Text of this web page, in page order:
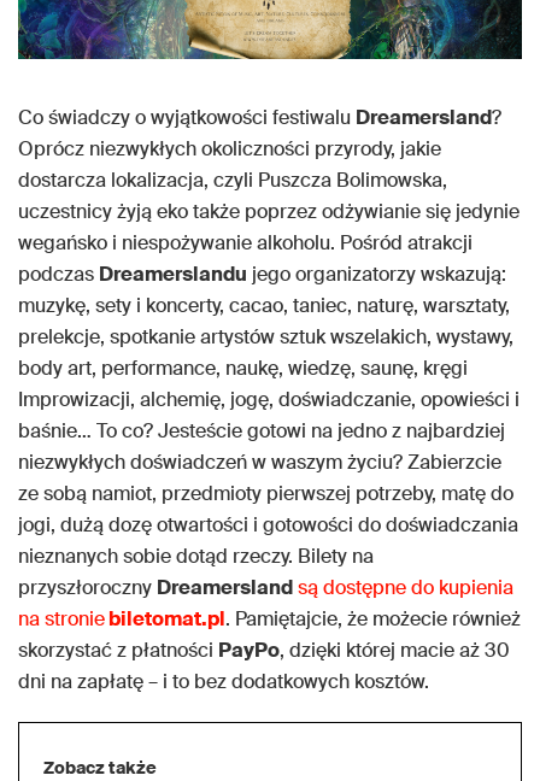
Co świadczy o wyjątkowości festiwalu Dreamersland?
Oprócz niezwykłych okoliczności przyrody, jakie
dostarcza lokalizacja, czyli Puszcza Bolimowska,
uczestnicy żyją eko także poprzez odżywianie się jedynie
wegańsko i niespożywanie alkoholu. Pośród atrakcji
podczas Dreamerslandu jego organizatorzy wskazują:
muzykę, sety i koncerty, cacao, taniec, naturę, warsztaty,
prelekcje, spotkanie artystów sztuk wszelakich, wystawy,
body art, performance, naukę, wiedzę, saunę, kręgi
Improwizacji, alchemię, jogę, doświadczanie, opowieści i
baśnie… To co? Jesteście gotowi na jedno z najbardziej
niezwykłych doświadczeń w waszym życiu? Zabierzcie
ze sobą namiot, przedmioty pierwszej potrzeby, matę do
jogi, dużą dozę otwartości i gotowości do doświadczania
nieznanych sobie dotąd rzeczy. Bilety na
przyszłoroczny Dreamerslandsą dostępne do kupienia
na stroniebiletomat.pl. Pamiętajcie, że możecie również
skorzystać z płatności PayPo, dzięki której macie aż 30
dni na zapłatę – i to bez dodatkowych kosztów.
Zobacz także